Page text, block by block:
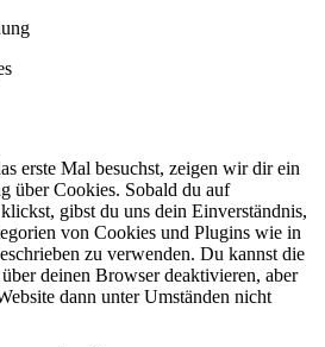
erste Mal besuchst, zeigen wir dir ein
über Cookies. Sobald du auf
gibst du uns dein Einverständnis,
von Cookies und Plugins wie in
zu verwenden. Du kannst die
deinen Browser deaktivieren, aber
dann unter Umständen nicht